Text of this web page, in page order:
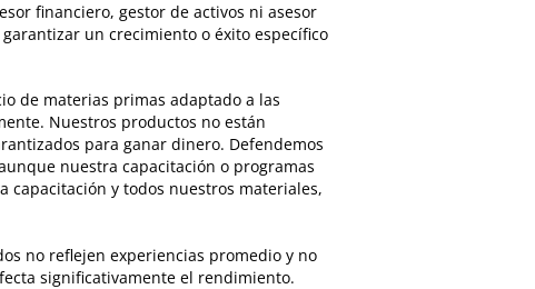
financiero, gestor de activos ni asesor
un crecimiento o éxito específico
de materias primas adaptado a las
Nuestros productos no están
para ganar dinero. Defendemos
nuestra capacitación o programas
capacitación y todos nuestros materiales,
no reflejen experiencias promedio y no
significativamente el rendimiento.